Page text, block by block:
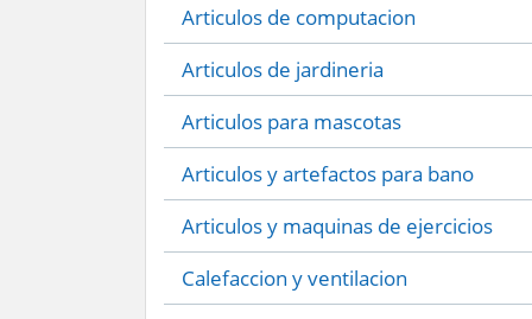
Articulos de computacion
Articulos de jardineria
Articulos para mascotas
Articulos y artefactos para bano
Articulos y maquinas de ejercicios
Calefaccion y ventilacion